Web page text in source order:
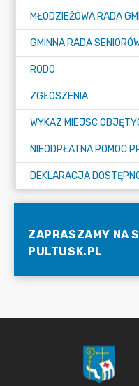
RODO
ZGŁOSZENIA
NIEODPŁATNA POMOC
DEKLARACJA
ZAPRASZAMY NA
PULTUSK.PL